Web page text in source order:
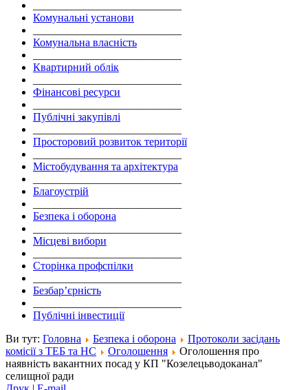
Комунальні установи
Комунальна власність
Квартирний облік
Фінансові ресурси
Публічні закупівлі
Просторовий розвиток території
Містобудування та архітектура
Благоустрій
Безпека і оборона
Місцеві вибори
Сторінка профспілки
Безбар’єрність
Публічні інвестиції
Ви тут: Головна Безпека і оборона
Протоколи засідань
комісії з ТЕБ та НС
Оголошення
Оголошення про
наявність вакантних посад у КП "Козелецьводоканал"
селищної ради